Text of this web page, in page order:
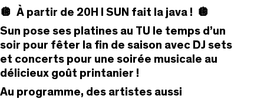
🪩 À partir de 20H I SUN fait la java ! 🪩
Sun pose ses platines au TU le temps d’un
soir pour fêter la fin de saison avec DJ sets
et concerts pour une soirée musicale au
délicieux goût printanier !
Au programme, des artistes aussi